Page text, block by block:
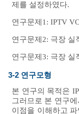
제를 설정하였다.
연구문제1: IPTV
연구문제2: 극장 실
연구문제3: 극장 실
3-2 연구모형
본 연구의 목적은
그러므로 본 연구
이점을 이해하고